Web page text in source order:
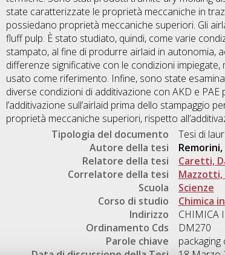
state caratterizzate le proprietà meccaniche in
possiedano proprietà meccaniche superiori. Gli
fluff pulp. È stato studiato, quindi, come varie
stampato, al fine di produrre airlaid in autonomia,
differenze significative con le condizioni
usato come riferimento. Infine, sono state
diverse condizioni di additivazione con AKD e
l’additivazione sull’airlaid prima dello stampaggio
proprietà meccaniche superiori, rispetto
Tipologia del documento
Tesi di
Autore della tesi
Relatore della tesi
Caretti,
Correlatore della tesi
Mazzotti,
Scuola
Scienze
Corso di studio
Chimica
Indirizzo
CHIMICA
Ordinamento Cds
DM270
Parole chiave
packaging